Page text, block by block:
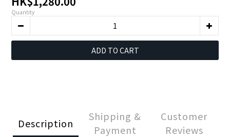
Quantity
ADD TO CART
Description
Shipping &
Payment
Customer
Reviews